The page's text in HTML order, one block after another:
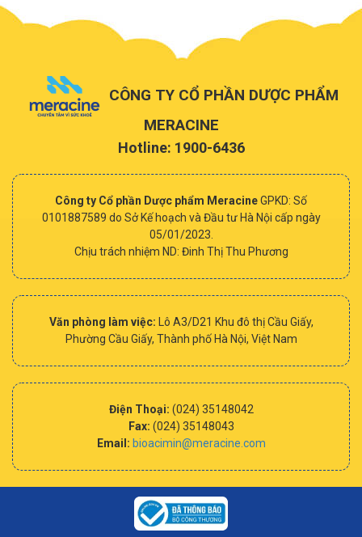
CÔNG TY CỔ PHẦN DƯỢC PHẨM
MERACINE
Hotline: 1900-6436
Công ty Cổ phần Dược phẩm MeracineGPKD: Số
0101887589 do Sở Kế hoạch và Đầu tư Hà Nội cấp ngày
05/01/2023.
Chịu trách nhiệm ND: Đinh Thị Thu Phương
Văn phòng làm việc:
Lô A3/D21 Khu đô thị Cầu Giấy,
Phường Cầu Giấy, Thành phố Hà Nội, Việt Nam
Điện Thoại: (024) 35148042
Fax: (024) 35148043
Email: bioacimin@meracine.com